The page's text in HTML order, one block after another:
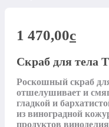
1 470,00c
Скраб для тела
Роскошный скраб
отшелушивает и
гладкой и
из виноградной
продуктов